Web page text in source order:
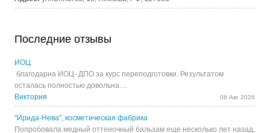
Последние отзывы
ИОЦ
благодарна ИОЦ- ДПО за курс переподготовки. Результатом
осталась полностью довольна....
Виктория
06 Авг 2026
"Ирида-Нева", косметическая фабрика
Попробовала медный оттеночный бальзам еще несколько лет назад,